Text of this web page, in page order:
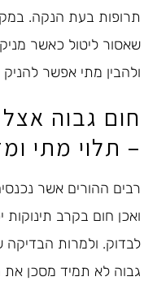
תרופות בעת הנקה.
שאסור ליטול כאשר
ולהבין מתי אפשר להניק
חום גבוה
– תלוי מתי
רבים ההורים אשר
ואכן חום בקרב
לבדוק. ולמרות
גבוה לא תמיד מסכן את